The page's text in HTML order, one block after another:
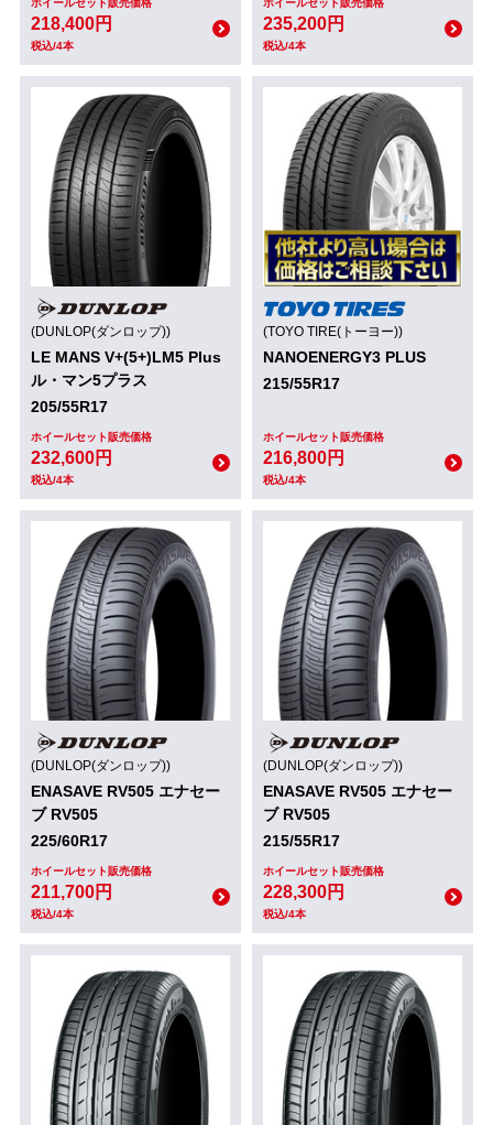
ホイールセット販売価格
218,400円
税込/4本
ホイールセット販売価格
235,200円
税込/4本
(DUNLOP(ダンロップ))
LE MANS V+(5+)LM5 Plus
ル・マン5プラス
205/55R17
ホイールセット販売価格
232,600円
税込/4本
(TOYO TIRE(トーヨー))
NANOENERGY3 PLUS
215/55R17
ホイールセット販売価格
216,800円
税込/4本
(DUNLOP(ダンロップ))
ENASAVE RV505 エナセー
ブ RV505
225/60R17
ホイールセット販売価格
211,700円
税込/4本
(DUNLOP(ダンロップ))
ENASAVE RV505 エナセー
ブ RV505
215/55R17
ホイールセット販売価格
228,300円
税込/4本